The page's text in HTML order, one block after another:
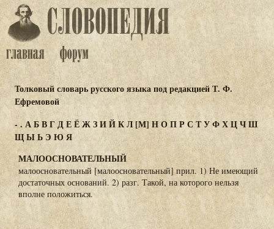
Толковый словарь русского языка под редакцией Т. Ф.
Ефремовой
- . АБВГДЕЁЖЗИЙКЛ[М] НОПРС ТУФХЦЧШ
ЩЫЬЭ ЮЯ
МАЛООСНОВАТЕЛЬНЫЙ
малоосновательный [малоосновательный] прил. 1) Не имеющий
достаточных оснований. 2) разг. Такой, на которого нельзя
вполне положиться.